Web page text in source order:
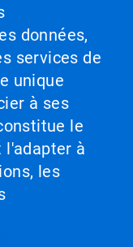
données,
services de
unique
à ses
le
l'adapter à
les